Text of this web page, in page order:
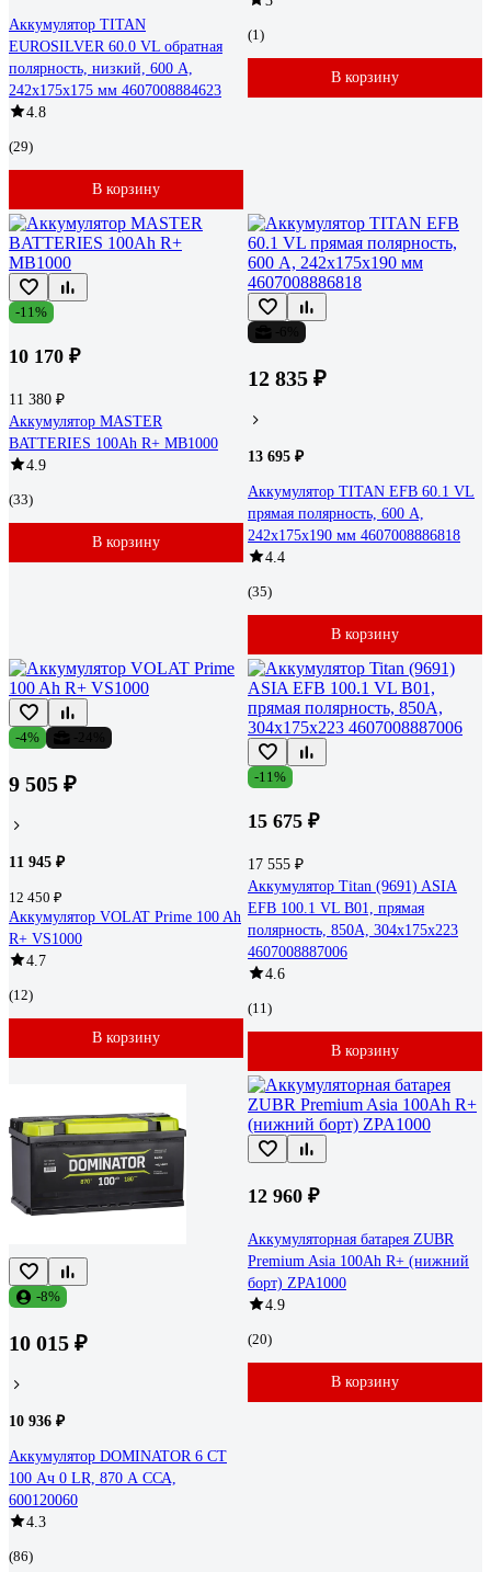
Аккумулятор TITAN
EUROSILVER 60.0 VL обратная
полярность, низкий, 600 А,
242x175x175 мм 4607008884623
4.8
(29)
В корзину
(1)
В корзину
-11%
10 170 ₽
11 380 ₽
Аккумулятор MASTER
BATTERIES 100Ah R+ MB1000
4.9
(33)
В корзину
12 835 ₽
13 695 ₽
Аккумулятор TITAN EFB 60.1 VL
прямая полярность, 600 А,
242x175x190 мм 4607008886818
4.4
(35)
В корзину
-4%
9 505 ₽
11 945 ₽
12 450 ₽
Аккумулятор VOLAT Prime 100 Ah
R+ VS1000
4.7
(12)
В корзину
-11%
15 675 ₽
17 555 ₽
Аккумулятор Titan (9691) ASIA
EFB 100.1 VL B01, прямая
полярность, 850А, 304x175x223
4607008887006
4.6
(11)
В корзину
-8%
10 015 ₽
10 936 ₽
Аккумулятор DOMINATOR 6 СТ
100 Ач 0 LR, 870 А ССА,
600120060
4.3
(86)
12 960 ₽
Аккумуляторная батарея ZUBR
Premium Asia 100Ah R+ (нижний
борт) ZPA1000
4.9
(20)
В корзину